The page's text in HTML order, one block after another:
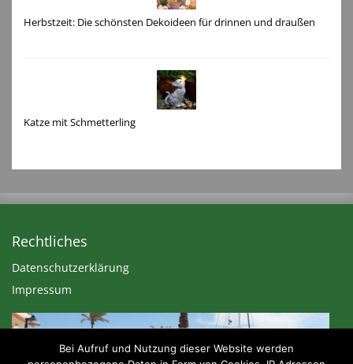
Herbstzeit: Die schönsten Dekoideen für drinnen und draußen
Katze mit Schmetterling
Rechtliches
Datenschutzerklärung
Impressum
Bei Aufruf und Nutzung dieser Website werden